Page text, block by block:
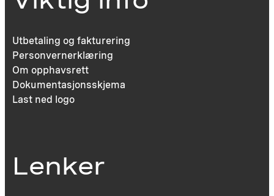
Utbetaling og fakturering
Personvernerklæring
Om opphavsrett
Dokumentasjonsskjema
Last ned logo
Lenker